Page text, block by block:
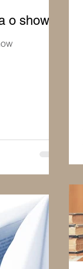
o show